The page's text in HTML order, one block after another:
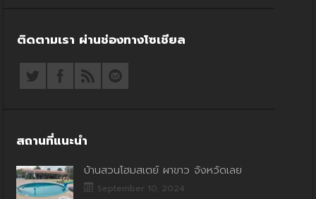
ติดตามเรา ผ่านช่องทางโซเชียล
สถานที่แนะนำ
บ้านสวนโฮมสเตย์ ผาขาว จังหวัดเลย
September 10, 2024